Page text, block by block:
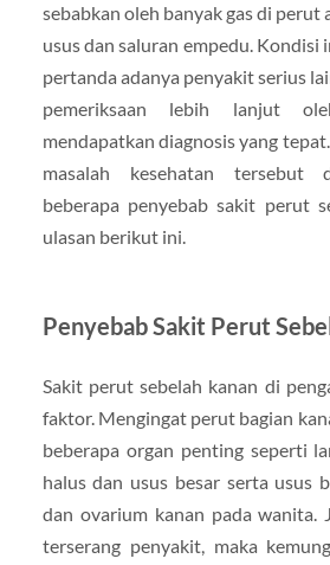
sebabkan oleh banyak gas di perut
usus dan saluran empedu. Kondisi
pertanda adanya penyakit serius
pemeriksaan lebih lanjut
mendapatkan diagnosis yang
masalah kesehatan tersebut
beberapa penyebab sakit perut
ulasan berikut ini.
Penyebab Sakit Perut
Sakit perut sebelah kanan di
faktor. Mengingat perut bagian
beberapa organ penting seperti
halus dan usus besar serta usus
dan ovarium kanan pada wanita.
terserang penyakit, maka